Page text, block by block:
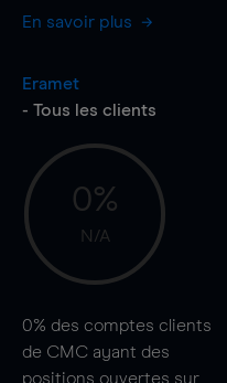
En savoir plus
Eramet
- Tous les clients
0%
N/A
0% des comptes clients
de CMC ayant des
positions ouvertes sur